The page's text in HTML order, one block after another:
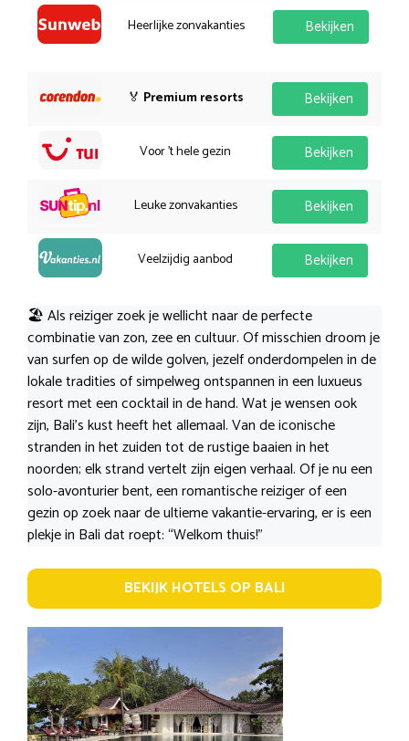
Heerlijke zonvakanties Bekijken
🏅 Premium resorts Bekijken
Voor 't hele gezin Bekijken
Leuke zonvakanties Bekijken
Veelzijdig aanbod Bekijken
🏖️ Als reiziger zoek je wellicht naar de perfecte
combinatie van zon, zee en cultuur. Of misschien droom je
van surfen op de wilde golven, jezelf onderdompelen in de
lokale tradities of simpelweg ontspannen in een luxueus
resort met een cocktail in de hand. Wat je wensen ook
zijn, Bali’s kust heeft het allemaal. Van de iconische
stranden in het zuiden tot de rustige baaien in het
noorden; elk strand vertelt zijn eigen verhaal. Of je nu een
solo-avonturier bent, een romantische reiziger of een
gezin op zoek naar de ultieme vakantie-ervaring, er is een
plekje in Bali dat roept: “Welkom thuis!”
BEKIJK HOTELS OP BALI